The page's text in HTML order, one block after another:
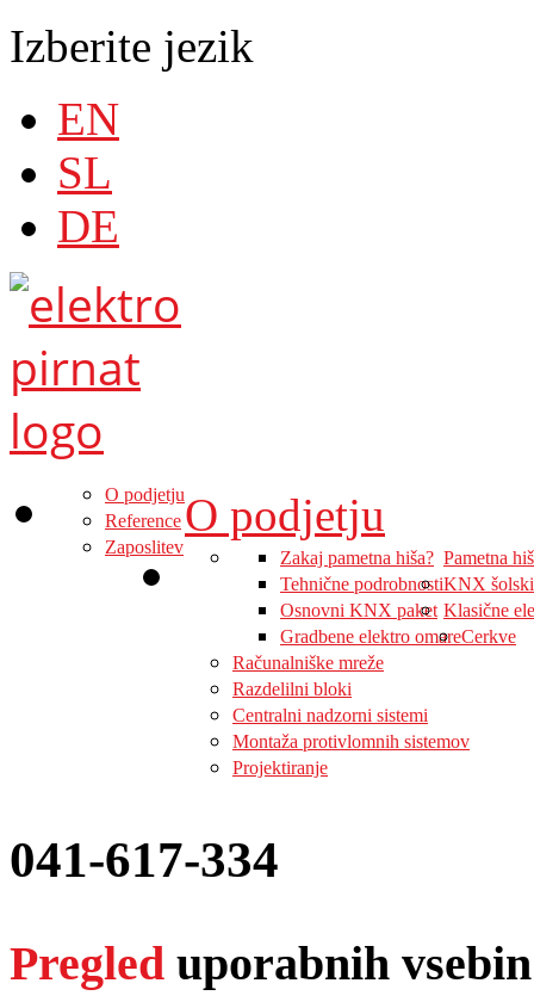
Izberite jezik
EN
SL
DE
O podjetju
O podjetju
Reference
Zaposlitev
Pametna
Zakaj pametna hiša?
Tehnične podrobnosti
Osnovni KNX paket
KNX šolski
Klasične
Gradbene elektro omareCerkve
Računalniške mreže
Razdelilni bloki
Centralni nadzorni sistemi
Montaža protivlomnih sistemov
Projektiranje
041-617-334
Pregled uporabnih vsebin